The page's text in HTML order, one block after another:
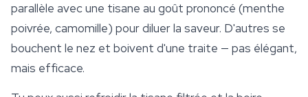
parallèle avec une tisane au goût prononcé (menthe
poivrée, camomille) pour diluer la saveur. D'autres se
bouchent le nez et boivent d'une traite — pas élégant,
mais efficace.